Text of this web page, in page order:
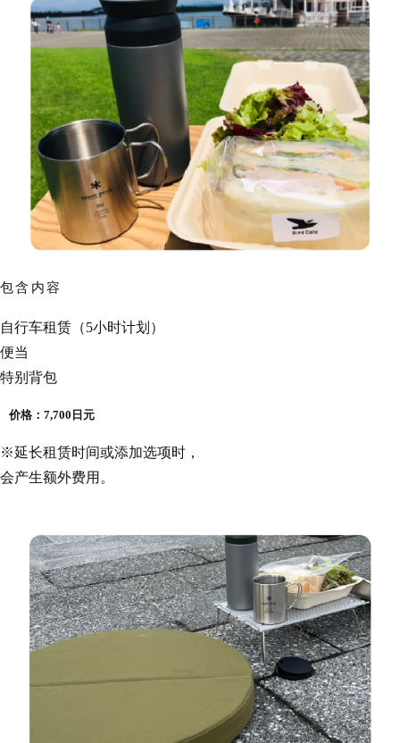
包含内容
自行车租赁（5小时计划）
便当
特别背包
价格：7,700日元
※延长租赁时间或添加选项时，
会产生额外费用。